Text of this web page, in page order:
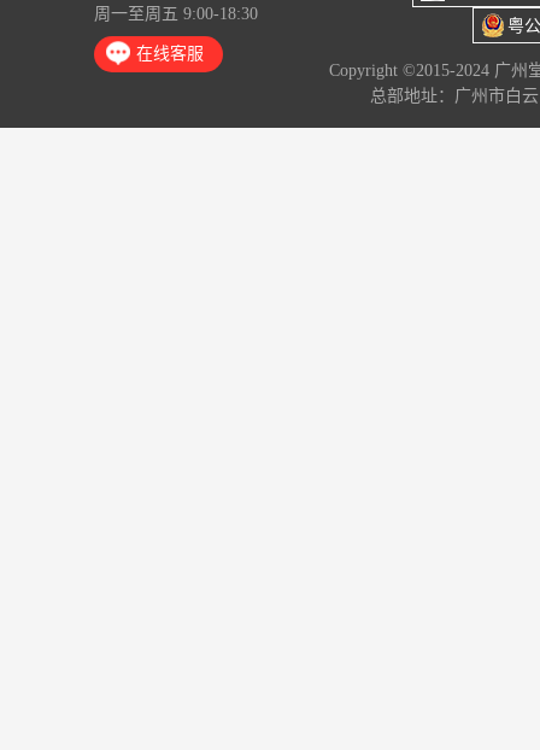
周一至周五 9:00-18:30
在线客服
粤
Copyright ©2015-2024 广州
总部地址：广州市白